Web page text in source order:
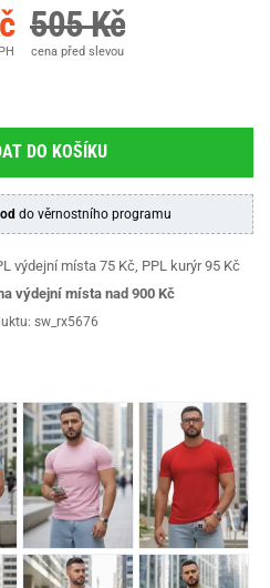
505 Kč
cena před slevou
DO KOŠÍKU
do věrnostního programu
výdejní místa 75 Kč, PPL kurýr 95 Kč
výdejní místa nad 900 Kč
sw_rx5676